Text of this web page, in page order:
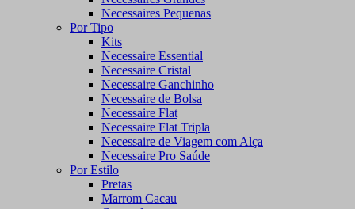
Necessaires Pequenas
Por Tipo
Kits
Necessaire Essential
Necessaire Cristal
Necessaire Ganchinho
Necessaire de Bolsa
Necessaire Flat
Necessaire Flat Tripla
Necessaire de Viagem com Alça
Necessaire Pro Saúde
Por Estilo
Pretas
Marrom Cacau